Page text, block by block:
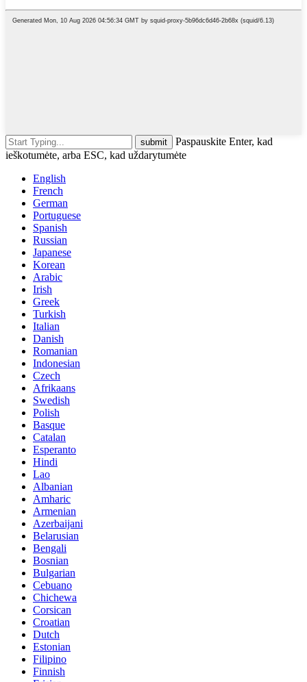
Paspauskite Enter, kad
ieškotumėte, arba ESC, kad uždarytumėte
English
French
German
Portuguese
Spanish
Russian
Japanese
Korean
Arabic
Irish
Greek
Turkish
Italian
Danish
Romanian
Indonesian
Czech
Afrikaans
Swedish
Polish
Basque
Catalan
Esperanto
Hindi
Lao
Albanian
Amharic
Armenian
Azerbaijani
Belarusian
Bengali
Bosnian
Bulgarian
Cebuano
Chichewa
Corsican
Croatian
Dutch
Estonian
Filipino
Finnish